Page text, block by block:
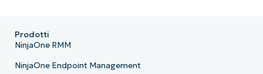
Prodotti
NinjaOne RMM
NinjaOne Endpoint Management